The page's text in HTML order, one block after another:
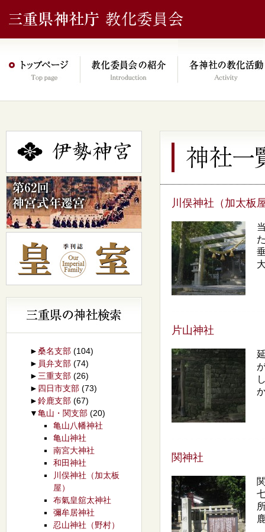
川俣神社（加太板
片山神社
関神社
►桑名支部 (104)
► 員弁支部 (74)
► 三重支部 (26)
► 四日市支部 (73)
►鈴鹿支部 (67)
▼亀山・関支部 (20)
亀山八幡神社
亀山神社
南宮大神社
和田神社
川俣神社（加太板
屋）
布氣皇舘太神社
彌牟居神社
忍山神社（野村）